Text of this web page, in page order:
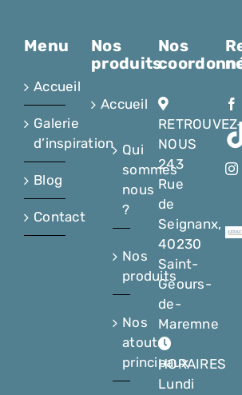
Menu
Accueil
Galerie
d’inspiration
Blog
Contact
Nos
produits
Accueil
Qui
sommes
nous
?
Nos
produits
Nos
atouts
principaux
Nos
NOUS
243
Rue
de
Seignanx,
40230
Saint-
Geours-
de-
Maremne
HORAIRES
Lundi